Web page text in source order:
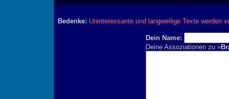
Bedenke: Uninteressante und langweilige Texte werden
Dein Name:
Deine Assoziationen zu »